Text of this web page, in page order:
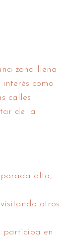
zona llena
como
calles
de la
alta,
otros
participa en